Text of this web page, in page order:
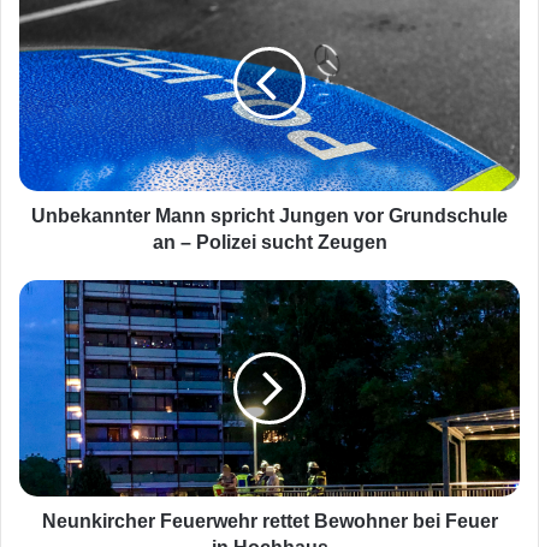
n
e
k
a
n
n
t
a
n
s
c
h
Unbekannter Mann spricht Jungen vor Grundschule
an – Polizei sucht Zeugen
N
u
c
h
Neunkircher Feuerwehr rettet Bewohner bei Feuer